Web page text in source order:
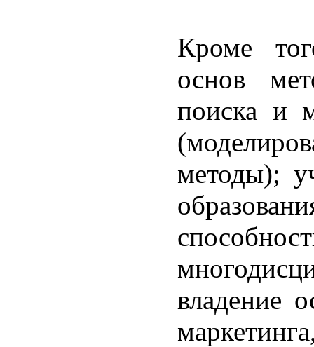
Кроме
основ
поиска и
методы);
владение